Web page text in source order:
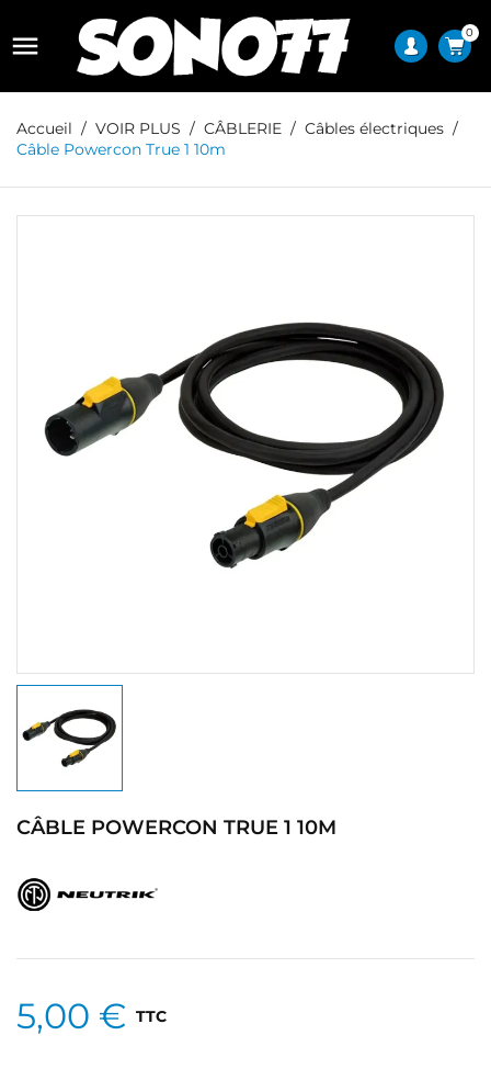
 0
Accueil VOIR PLUS CÂBLERIE
Câbles électriques
Câble Powercon True 1 10m
CÂBLE POWERCON TRUE 1 10M
5,00 € TTC